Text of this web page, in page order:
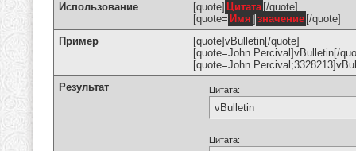
Использование [quote] Цитата [/quote]
[quote= Имя ] значение [/quote]
Пример
[quote]vBulletin[/quote]
[quote=John Percival]vBulletin[/
[quote=John
Результат
Цитата:
vBulletin
Цитата: